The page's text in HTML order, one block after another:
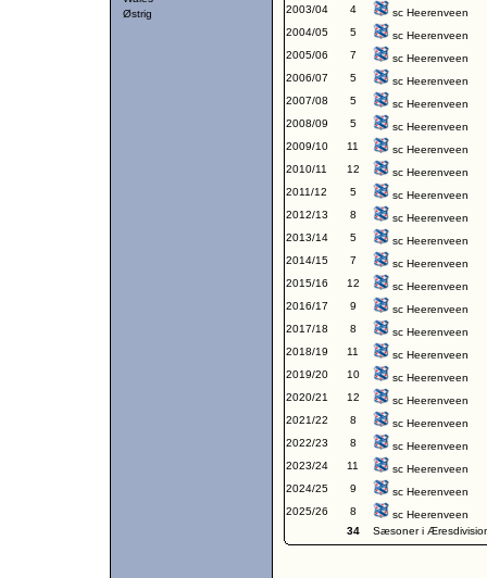
Østrig
2003/04
4
sc Heerenveen
2004/05
5
sc Heerenveen
2005/06
7
sc Heerenveen
2006/07
5
sc Heerenveen
2007/08
5
sc Heerenveen
2008/09
5
sc Heerenveen
2009/10
11
sc Heerenveen
2010/11
12
sc Heerenveen
2011/12
5
sc Heerenveen
2012/13
8
sc Heerenveen
2013/14
5
sc Heerenveen
2014/15
7
sc Heerenveen
2015/16
12
sc Heerenveen
2016/17
9
sc Heerenveen
2017/18
8
sc Heerenveen
2018/19
11
sc Heerenveen
2019/20
10
sc Heerenveen
2020/21
12
sc Heerenveen
2021/22
8
sc Heerenveen
2022/23
8
sc Heerenveen
2023/24
11
sc Heerenveen
2024/25
9
sc Heerenveen
2025/26
8
sc Heerenveen
34
Sæsoner i